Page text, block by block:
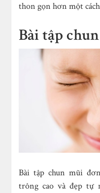
thon gọn hơn một
Bài tập
Bài tập chun mũi
trông cao và đẹp tự